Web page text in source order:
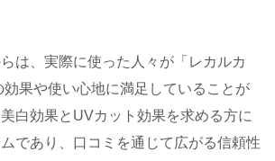
は、実際に使った人々が「レカルカ
果や使い心地に満足していることが
白効果とUVカット効果を求める方に
であり、口コミを通じて広がる信頼性